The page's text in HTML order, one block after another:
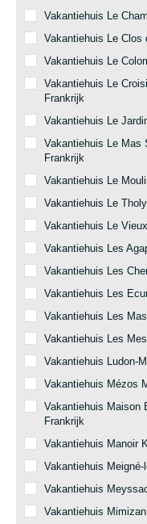
Vakantiehuis Le
Vakantiehuis Le Clos
Vakantiehuis Le
Vakantiehuis Le
Frankrijk
Vakantiehuis Le
Vakantiehuis Le Mas
Frankrijk
Vakantiehuis Le
Vakantiehuis Le
Vakantiehuis Le
Vakantiehuis Les
Vakantiehuis Les
Vakantiehuis Les
Vakantiehuis Les
Vakantiehuis Les
Vakantiehuis Ludon-
Vakantiehuis Mézos
Vakantiehuis Maison
Frankrijk
Vakantiehuis Manoir
Vakantiehuis
Vakantiehuis
Vakantiehuis